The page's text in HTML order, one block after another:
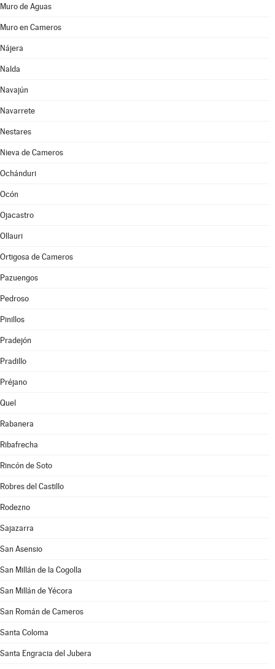
Muro de Aguas
Muro en Cameros
Nájera
Nalda
Navajún
Navarrete
Nestares
Nieva de Cameros
Ochánduri
Ocón
Ojacastro
Ollauri
Ortigosa de Cameros
Pazuengos
Pedroso
Pinillos
Pradejón
Pradillo
Préjano
Quel
Rabanera
Ribafrecha
Rincón de Soto
Robres del Castillo
Rodezno
Sajazarra
San Asensio
San Millán de la Cogolla
San Millán de Yécora
San Román de Cameros
Santa Coloma
Santa Engracia del Jubera